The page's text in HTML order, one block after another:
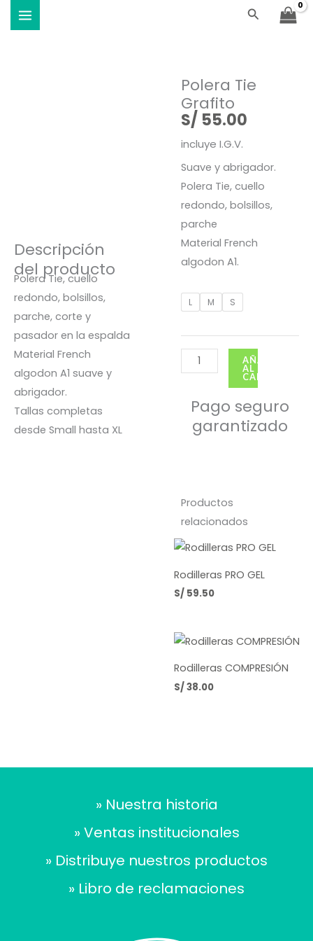
Buscar
Descripción
del producto
Polera Tie, cuello
redondo, bolsillos,
parche, corte y
pasador en la espalda
Material French
algodon A1 suave y
abrigador.
Tallas completas
desde Small hasta XL
Polera Tie
Grafito
S/ 55.00
incluye I.G.V.
Suave y abrigador.
Polera Tie, cuello
redondo, bolsillos,
parche
Material French
algodon A1.
L M S
Polera
Grafito
cantidad
AÑADIR
AL
CARRITO
Pago seguro
garantizado
Productos
relacionados
Rodilleras PRO GEL
S/ 59.50
Rodilleras COMPRESIÓN
S/38.00
» Nuestra historia
» Ventas institucionales
» Distribuye nuestros productos
» Libro de reclamaciones